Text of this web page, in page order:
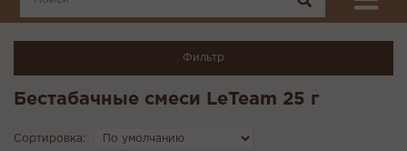
Фильтр
Бестабачные смеси LeTeam 25 г
Сортировка: